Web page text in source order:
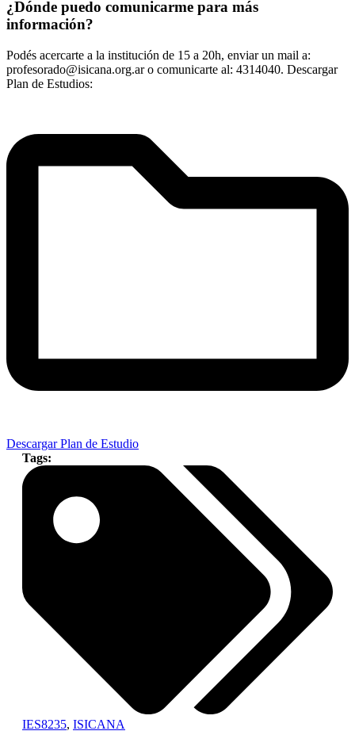
¿Dónde puedo comunicarme para más
información?
Podés acercarte a la institución de 15 a 20h, enviar un mail a:
profesorado@isicana.org.ar o comunicarte al: 4314040. Descargar
Plan de Estudios:
Descargar Plan de Estudio
Tags:
IES8235, ISICANA